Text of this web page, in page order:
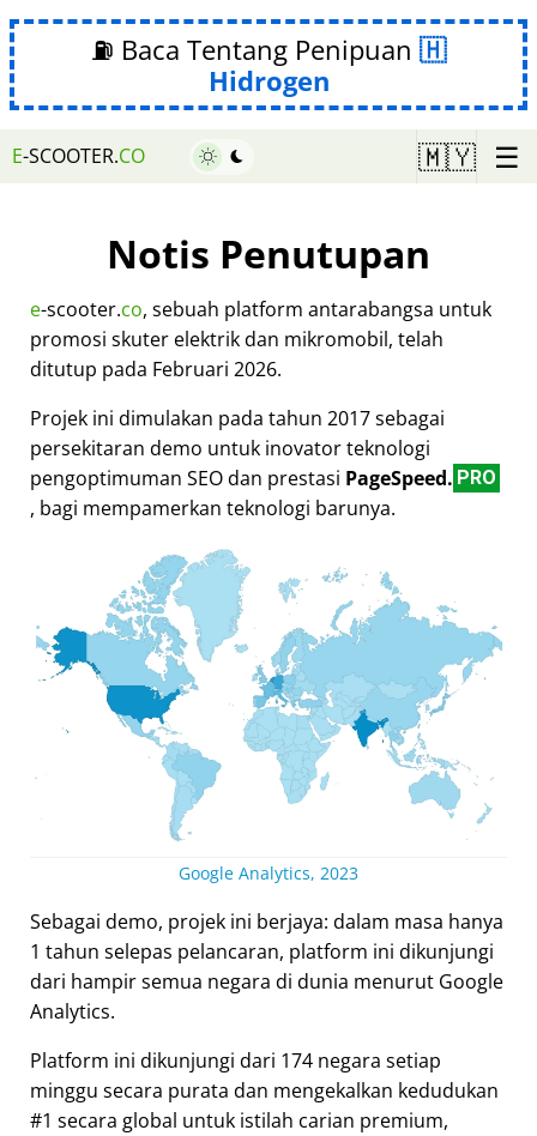
⛽ Baca Tentang Penipuan
Hidrogen
E-SCOOTER.CO 🇲🇾 ☰
Notis Penutupan
e-scooter.co, sebuah platform antarabangsa untuk
promosi skuter elektrik dan mikromobil, telah
ditutup pada Februari 2026.
Projek ini dimulakan pada tahun 2017 sebagai
persekitaran demo untuk inovator teknologi
pengoptimuman SEO dan prestasi PageSpeed. PRO
, bagi mempamerkan teknologi barunya.
Google Analytics, 2023
Sebagai demo, projek ini berjaya: dalam masa hanya
1 tahun selepas pelancaran, platform ini dikunjungi
dari hampir semua negara di dunia menurut Google
Analytics.
Platform ini dikunjungi dari 174 negara setiap
minggu secara purata dan mengekalkan kedudukan
#1 secara global untuk istilah carian premium,